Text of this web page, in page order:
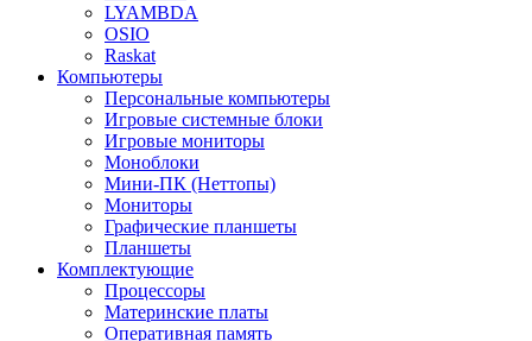
LYAMBDA
OSIO
Raskat
Компьютеры
Персональные компьютеры
Игровые системные блоки
Игровые мониторы
Моноблоки
Мини-ПК (Неттопы)
Мониторы
Графические планшеты
Планшеты
Комплектующие
Процессоры
Материнские платы
Оперативная память